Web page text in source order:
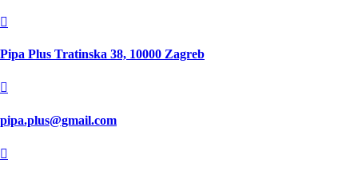

Pipa Plus Tratinska 38, 10000 Zagreb

pipa.plus@gmail.com
